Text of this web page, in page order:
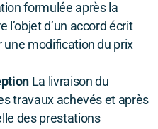
formulée après la
l’objet d’un accord écrit
une modification du prix
La livraison du
travaux achevés et après
des prestations